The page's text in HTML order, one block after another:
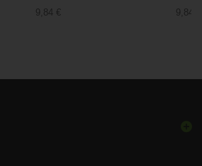
9,84 € 9,84 €